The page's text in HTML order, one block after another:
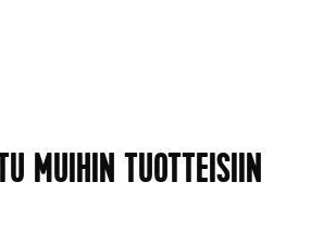
MUIHIN TUOTTEISIIN